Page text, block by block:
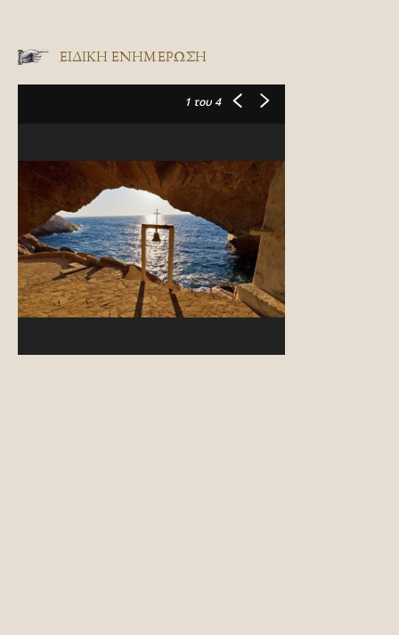
ΕΙΔΙΚΉ ΕΝΗΜΈΡΩΣΗ
1 του 4